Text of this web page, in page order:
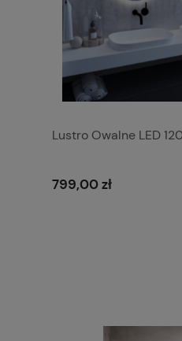
Lustro Owalne LED
799,00 zł